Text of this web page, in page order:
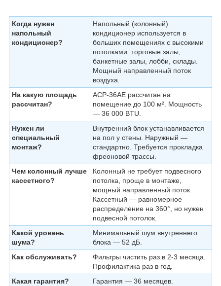
Когда нужен
напольный
кондиционер?
Напольный (колонный)
кондиционер используется в
больших помещениях с высокими
потолками: торговые залы,
банкетные залы, лобби, склады.
Мощный направленный поток
воздуха.
На какую площадь
рассчитан?
ACP-36AE рассчитан на
помещение до 100 м². Мощность
— 36 000 BTU.
Нужен ли
специальный
монтаж?
Внутренний блок устанавливается
на пол у стены. Наружный —
стандартно. Требуется прокладка
фреоновой трассы.
Чем колонный лучше
кассетного?
Колонный не требует подвесного
потолка, проще в монтаже,
мощный направленный поток.
Кассетный — равномерное
распределение на 360°, но нужен
подвесной потолок.
Какой уровень
шума?
Минимальный шум внутреннего
блока — 52 дБ.
Как обслуживать?
Фильтры чистить раз в 2-3 месяца.
Профилактика раз в год.
Какая гарантия?
Гарантия — 36 месяцев.